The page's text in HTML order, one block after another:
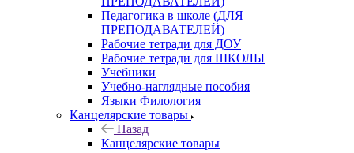
Педагогика в школе (ДЛЯ
ПРЕПОДАВАТЕЛЕЙ)
Рабочие тетради для ДОУ
Рабочие тетради для ШКОЛЫ
Учебники
Учебно-наглядные пособия
Языки Филология
Канцелярские товары
Назад
Канцелярские товары